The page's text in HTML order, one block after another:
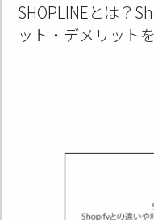
SHOPLINEとは？
ット・デメリット